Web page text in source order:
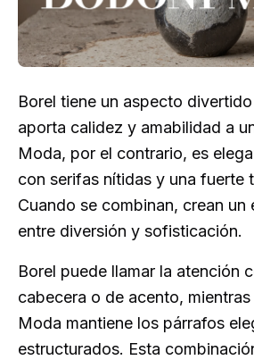
Borel tiene un aspecto
aporta calidez y amabilidad a
Moda, por el contrario, es
con serifas nítidas y una fuerte
Cuando se combinan, crean un
entre diversión y sofisticación.
Borel puede llamar la atención
cabecera o de acento,
Moda mantiene los párrafos
estructurados. Esta